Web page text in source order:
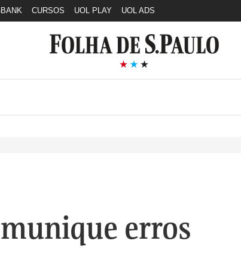
CURSOS UOL PLAY UOL ADS
erros